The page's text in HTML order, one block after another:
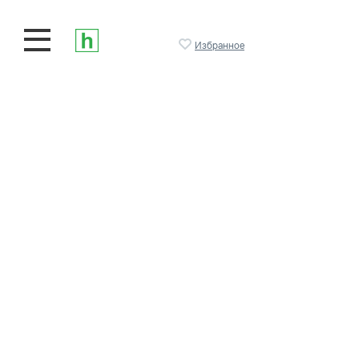
Избранное